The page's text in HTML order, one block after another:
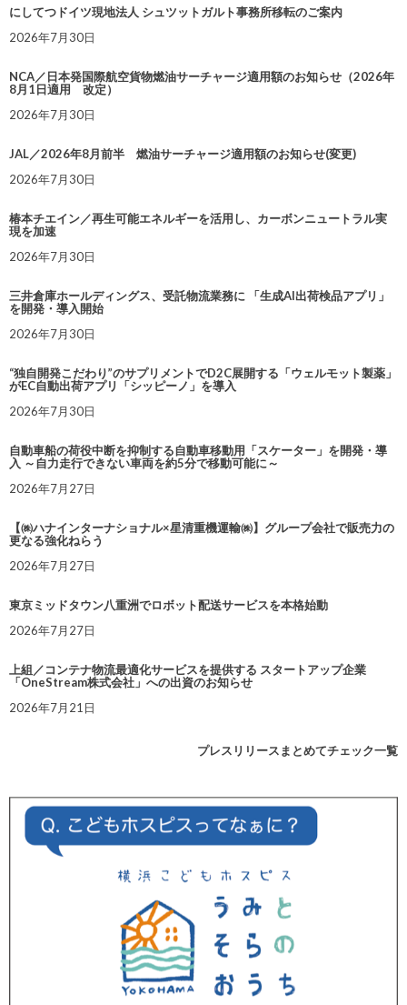
にしてつドイツ現地法人 シュツットガルト事務所移転のご案内
2026年7月30日
NCA／日本発国際航空貨物燃油サーチャージ適用額のお知らせ（2026年
8月1日適用 改定）
2026年7月30日
JAL／2026年8月前半 燃油サーチャージ適用額のお知らせ(変更)
2026年7月30日
椿本チエイン／再生可能エネルギーを活用し、カーボンニュートラル実
現を加速
2026年7月30日
三井倉庫ホールディングス、受託物流業務に 「生成AI出荷検品アプリ」
を開発・導入開始
2026年7月30日
“独自開発こだわり”のサプリメントでD2C展開する「ウェルモット製薬」
がEC自動出荷アプリ「シッピーノ」を導入
2026年7月30日
自動車船の荷役中断を抑制する自動車移動用「スケーター」を開発・導
入 ～自力走行できない車両を約5分で移動可能に～
2026年7月27日
【㈱ハナインターナショナル×星清重機運輸㈱】グループ会社で販売力の
更なる強化ねらう
2026年7月27日
東京ミッドタウン八重洲でロボット配送サービスを本格始動
2026年7月27日
上組／コンテナ物流最適化サービスを提供する スタートアップ企業
「OneStream株式会社」への出資のお知らせ
2026年7月21日
プレスリリースまとめてチェック一覧